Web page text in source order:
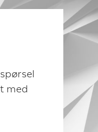
med